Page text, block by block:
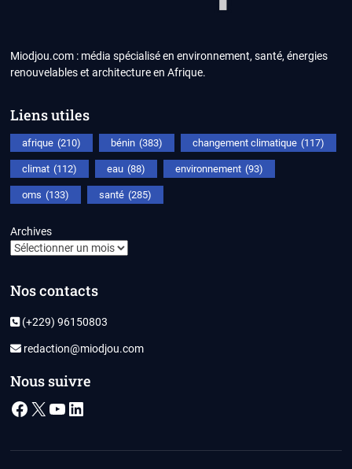
Miodjou.com : média spécialisé en environnement, santé, énergies
renouvelables et architecture en Afrique.
Liens utiles
afrique (210) bénin (383) changement climatique (117)
climat (112) eau (88) environnement (93)
oms (133) santé (285)
Archives
Nos contacts
(+229) 96150803
redaction@miodjou.com
Nous suivre
Facebook
X YouTube
LinkedIn